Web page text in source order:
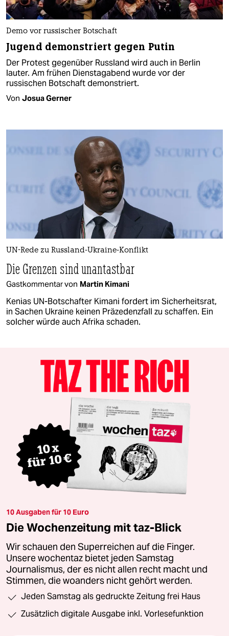
Demo vor russischer Botschaft
Jugend demonstriert gegen Putin
Der Protest gegenüber Russland wird auch in Berlin
lauter. Am frühen Dienstagabend wurde vor der
russischen Botschaft demonstriert.
Von Josua Gerner
UN-Rede zu Russland-Ukraine-Konflikt
Die Grenzen sind unantastbar
Gastkommentar von Martin Kimani
Kenias UN-Botschafter Kimani fordert im Sicherheitsrat,
in Sachen Ukraine keinen Präzedenzfall zu schaffen. Ein
solcher würde auch Afrika schaden.
10 Ausgaben für 10 Euro
Die Wochenzeitung mit taz-Blick
Wir schauen den Superreichen auf die Finger.
Unsere wochentaz bietet jeden Samstag
Journalismus, der es nicht allen recht macht und
Stimmen, die woanders nicht gehört werden.
Jeden Samstag als gedruckte Zeitung frei Haus
Zusätzlich digitale Ausgabe inkl. Vorlesefunktion